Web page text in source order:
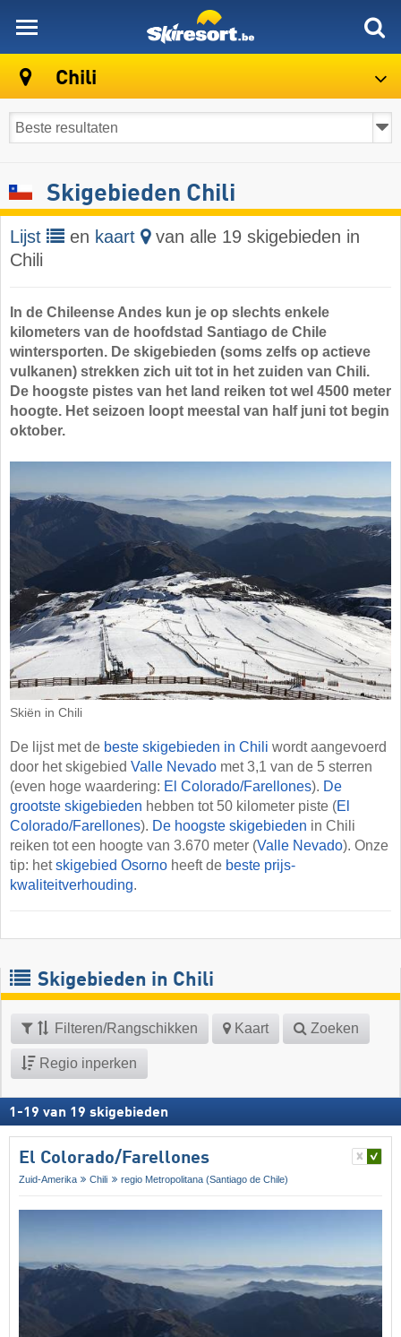
Chili
Skigebieden Chili
Lijst en kaart
van alle 19 skigebieden in
Chili
In de Chileense Andes kun je op slechts enkele
kilometers van de hoofdstad Santiago de Chile
wintersporten. De skigebieden (soms zelfs op actieve
vulkanen) strekken zich uit tot in het zuiden van Chili.
De hoogste pistes van het land reiken tot wel 4500 meter
hoogte. Het seizoen loopt meestal van half juni tot begin
oktober.
Skiën in Chili
De lijst met de beste skigebieden in Chili wordt aangevoerd
door het skigebied Valle Nevado met 3,1 van de 5 sterren
(even hoge waardering: El Colorado/​Farellones). De
grootste skigebieden hebben tot 50 kilometer piste (El
Colorado/​Farellones). De hoogste skigebieden in Chili
reiken tot een hoogte van 3.670 meter (Valle Nevado). Onze
tip: hetskigebied Osorno heeft de beste prijs-
kwaliteitverhouding.
Skigebieden in Chili
Filteren/Rangschikken Kaart Zoeken
Regio inperken
1 -19 van 19 skigebieden
El Colorado/​Farellones
Zuid-Amerika Chili regio Metropolitana (Santiago de Chile)